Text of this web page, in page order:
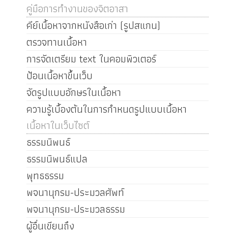
คู่มือการทำงานของจิตอาสา
คีย์เนื้อหาจากหนังสือเก่า (รูปสแกน)
ตรวจทานเนื้อหา
การจัดเตรียม text ในคอมพิวเตอร์
ป้อนเนื้อหาขึ้นเว็บ
จัดรูปแบบอักษรในเนื้อหา
ความรู้เบื้องต้นในการกำหนดรูปแบบเนื้อหา
เนื้อหาในเว็บไซต์
ธรรมนิพนธ์
ธรรมนิพนธ์แปล
พุทธธรรม
พจนานุกรม-ประมวลศัพท์
พจนานุกรม-ประมวลธรรม
ผู้อื่นเขียนถึง